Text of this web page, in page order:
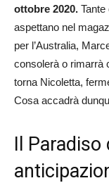
ottobre 2020.
aspettano nel
per l’Australia,
consolerà o rimarrà
torna Nicoletta,
Cosa accadrà
Il Paradiso